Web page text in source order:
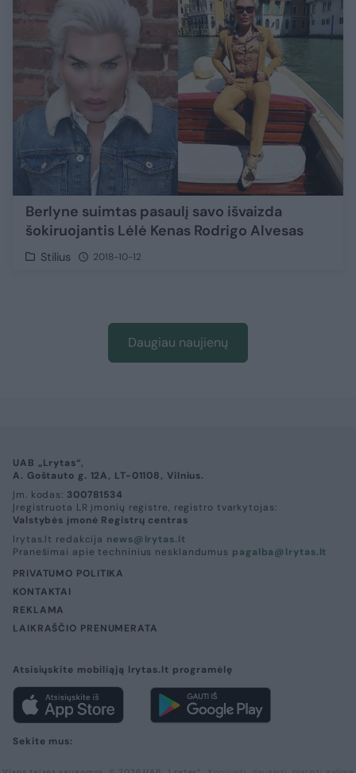
Berlyne suimtas pasaulį savo išvaizda
šokiruojantis Lėlė Kenas Rodrigo Alvesas
Stilius 2018-10-12
Daugiau naujienų
UAB „Lrytas“,
A. Goštauto g. 12A, LT-01108, Vilnius.
Įm. kodas: 300781534
Įregistruota LR įmonių registre, registro tvarkytojas:
Valstybės įmonė Registrų centras
lrytas.lt redakcija news@lrytas.lt
Pranešimai apie techninius nesklandumus pagalba@lrytas.lt
PRIVATUMO POLITIKA
KONTAKTAI
REKLAMA
LAIKRAŠČIO PRENUMERATA
Atsisiųskite mobiliąją lrytas.lt programėlę
Sekite mus: